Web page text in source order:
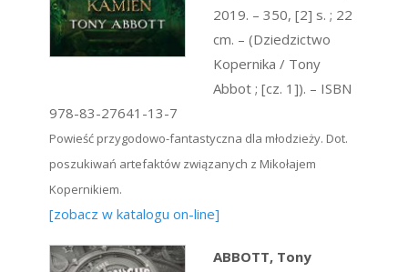
2019. – 350, [2] s. ; 22
cm. – (Dziedzictwo
Kopernika / Tony
Abbot ; [cz. 1]). – ISBN
978-83-27641-13-7
Powieść przygodowo-fantastyczna dla młodzieży. Dot.
poszukiwań artefaktów związanych z Mikołajem
Kopernikiem.
[zobacz w katalogu on-line]
ABBOTT, Tony